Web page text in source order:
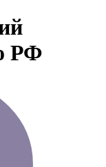
РФ